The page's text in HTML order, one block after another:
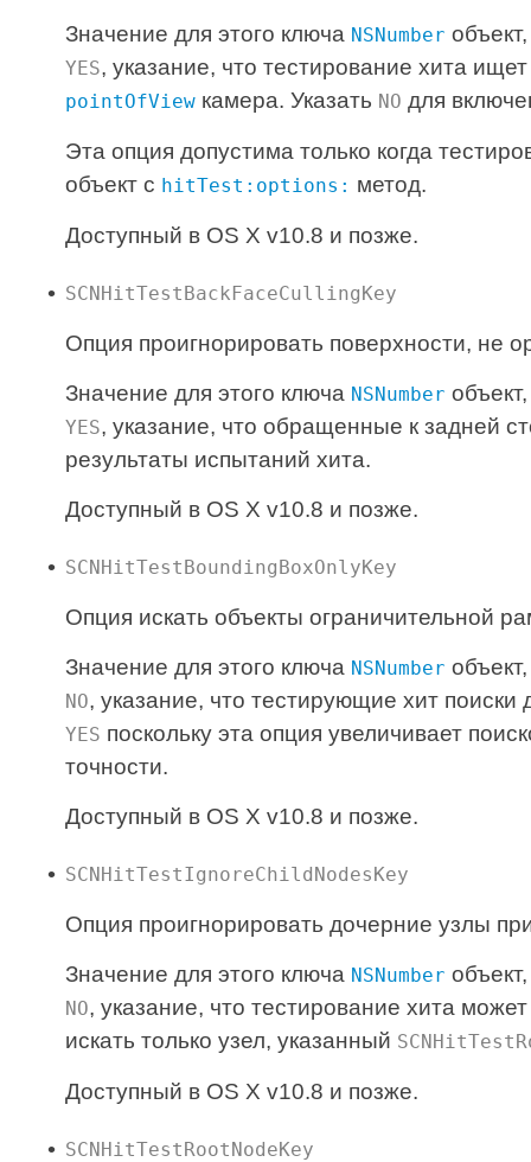
Значение для этого ключа NSNumber
YES, указание, что тестирование хита
pointOfView камера. Указать NO для
Эта опция допустима только когда
объект с hitTest:options: метод.
Доступный в OS X v10.8 и позже.
SCNHitTestBackFaceCullingKey
Опция проигнорировать поверхности, не
Значение для этого ключа NSNumber
YES, указание, что обращенные к задней
результаты испытаний хита.
Доступный в OS X v10.8 и позже.
SCNHitTestBoundingBoxOnlyKey
Опция искать объекты ограничительной
Значение для этого ключа NSNumber
NO, указание, что тестирующие хит
YES поскольку эта опция увеличивает
точности.
Доступный в OS X v10.8 и позже.
SCNHitTestIgnoreChildNodesKey
Опция проигнорировать дочерние узлы
Значение для этого ключа NSNumber
NO, указание, что тестирование хита
искать только узел, указанный
Доступный в OS X v10.8 и позже.
SCNHitTestRootNodeKey